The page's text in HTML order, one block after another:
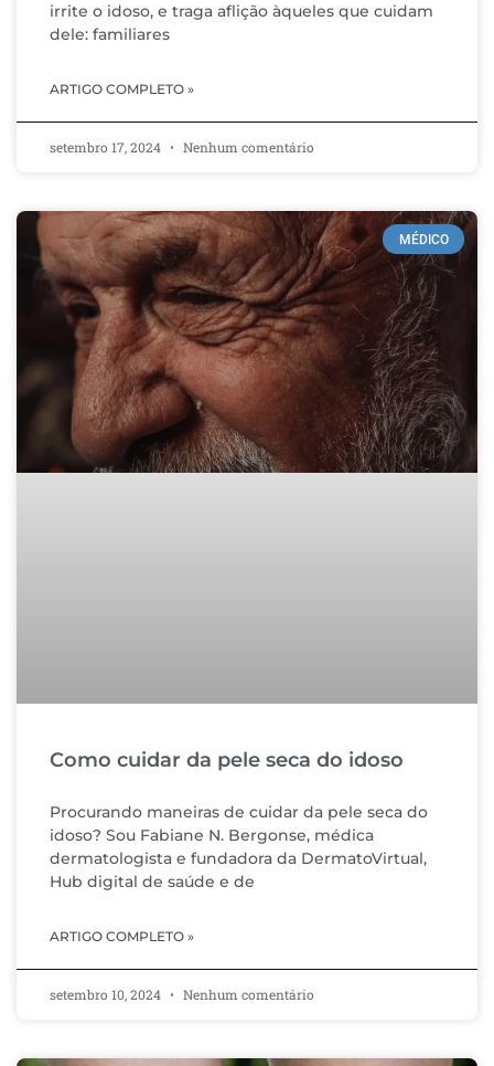
irrite o idoso, e traga aflição àqueles que cuidam
dele: familiares
ARTIGO COMPLETO »
setembro 17, 2024 Nenhum comentário
MÉDICO
Como cuidar da pele seca do idoso
Procurando maneiras de cuidar da pele seca do
idoso? Sou Fabiane N. Bergonse, médica
dermatologista e fundadora da DermatoVirtual,
Hub digital de saúde e de
ARTIGO COMPLETO »
setembro 10, 2024 Nenhum comentário